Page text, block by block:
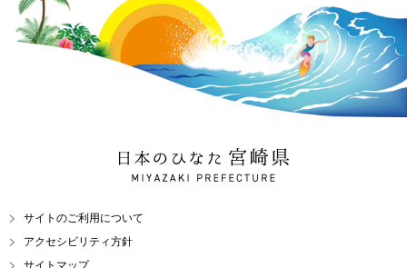
日本のひなた 宮崎県
MIYAZAKI PREFECTURE
サイトのご利用について
アクセシビリティ方針
サイトマップ